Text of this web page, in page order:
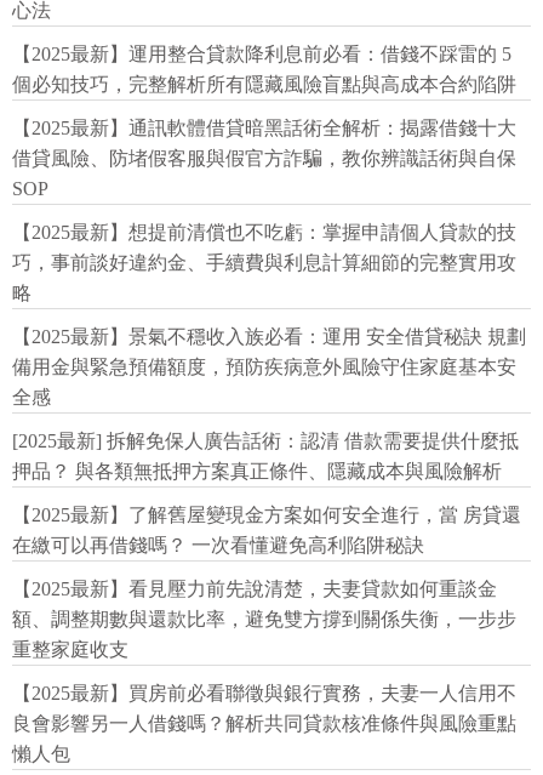
心法
【2025最新】運用整合貸款降利息前必看：借錢不踩雷的 5
個必知技巧，完整解析所有隱藏風險盲點與高成本合約陷阱
【2025最新】通訊軟體借貸暗黑話術全解析：揭露借錢十大
借貸風險、防堵假客服與假官方詐騙，教你辨識話術與自保
SOP
【2025最新】想提前清償也不吃虧：掌握申請個人貸款的技
巧，事前談好違約金、手續費與利息計算細節的完整實用攻
略
【2025最新】景氣不穩收入族必看：運用 安全借貸秘訣 規劃
備用金與緊急預備額度，預防疾病意外風險守住家庭基本安
全感
[2025最新] 拆解免保人廣告話術：認清 借款需要提供什麼抵
押品？ 與各類無抵押方案真正條件、隱藏成本與風險解析
【2025最新】了解舊屋變現金方案如何安全進行，當 房貸還
在繳可以再借錢嗎？ 一次看懂避免高利陷阱秘訣
【2025最新】看見壓力前先說清楚，夫妻貸款如何重談金
額、調整期數與還款比率，避免雙方撐到關係失衡，一步步
重整家庭收支
【2025最新】買房前必看聯徵與銀行實務，夫妻一人信用不
良會影響另一人借錢嗎？解析共同貸款核准條件與風險重點
懶人包